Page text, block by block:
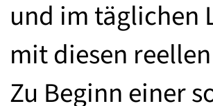
und im täglichen
mit diesen
Zu Beginn einer